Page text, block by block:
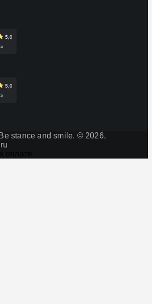
stance and smile. © 2026,